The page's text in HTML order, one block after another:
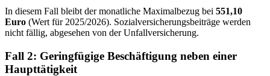
In diesem Fall bleibt der monatliche Maximalbezug bei 551,10
Euro (Wert für 2025/2026). Sozialversicherungsbeiträge werden
nicht fällig, abgesehen von der Unfallversicherung.
Fall 2: Geringfügige Beschäftigung neben einer
Haupttätigkeit